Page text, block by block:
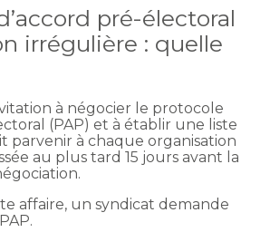
pré-électoral
irrégulière : quelle
à négocier le protocole
(PAP) et à établir une liste
parvenir à chaque organisation
au plus tard 15 jours avant la
affaire, un syndicat demande